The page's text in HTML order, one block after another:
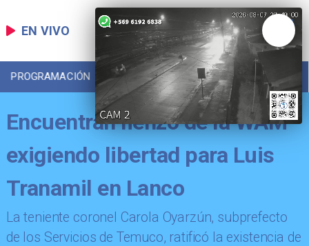
EN VIVO
PROGRAMACIÓN LOCAL DEPORTES
Encuentran lienzo de la WAM
exigiendo libertad para Luis
Tranamil en Lanco
La teniente coronel Carola Oyarzún, subprefecto
de los Servicios de Temuco, ratificó la existencia de